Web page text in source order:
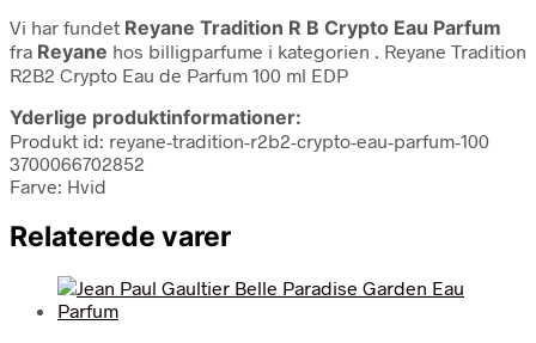
Vi har fundet Reyane Tradition R B Crypto Eau Parfum
fra Reyane hos billigparfume i kategorien . Reyane Tradition
R2B2 Crypto Eau de Parfum 100 ml EDP
Yderlige produktinformationer:
Produkt id: reyane-tradition-r2b2-crypto-eau-parfum-100
3700066702852
Farve: Hvid
Relaterede varer